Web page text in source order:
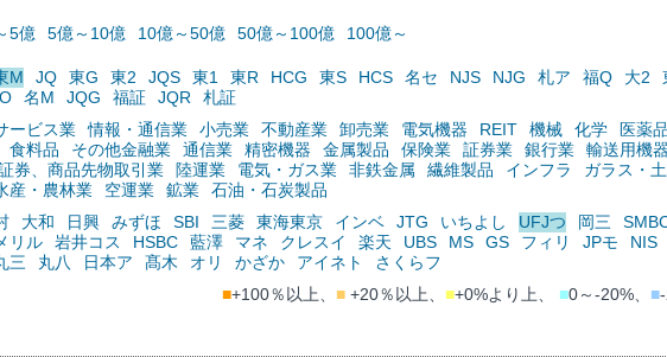
5億 5億～10億 10億～50億 50億～100億 100億～
M JQ 東G 東2 JQS 東1 東R HCG 東S HCS 名セ NJS NJG 札ア 福Q 大2
名M JQG 福証 JQR
札証
ービス業 情報・通信業 小売業 不動産業 卸売業 電気機器 REIT 機械 化学
医薬品
食料品 その他金融業 通信業 精密機器 金属製品 保険業 証券業 銀行業
輸送用機器
券、商品先物取引業 陸運業 電気・ガス業 非鉄金属 繊維製品 インフラ
ガラス・
産・農林業 空運業 鉱業
石油・石炭製品
大和 日興 みずほ SBI 三菱 東海東京 インベ JTG いちよし UFJつ 岡三
リル 岩井コス HSBC 藍澤 マネ クレスイ 楽天 UBS MS GS フィリ JPモ
NIS
三 丸八 日本ア 髙木 オリ かざか アイネト
さくらフ
■+100％以上、 ■+20％以上、 ■+0%より上、 ■0～-20%、 ■